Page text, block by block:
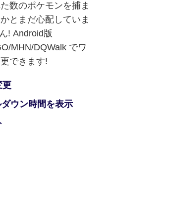
数のポケモンを捕ま
とまだ心配していま
! Android版
MHN/DQWalk でワ
できます!
更
ウン時間を表示